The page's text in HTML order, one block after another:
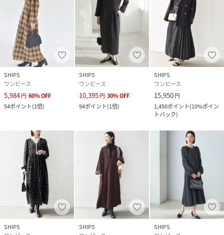
SHIPS
ワンピース
5,984円 60%OFF
54ポイント(1倍)
SHIPS
ワンピース
10,395円 30%OFF
94ポイント(1倍)
SHIPS
ワンピース
15,950円
1,450ポイント(10%ポイン
トバック)
SHIPS
SHIPS
SHIPS